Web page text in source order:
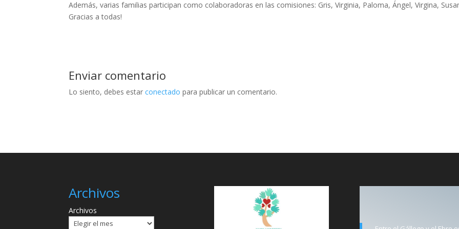
Además, varias familias participan como colaboradoras en las comisiones: Gris, Virginia, Paloma, Ángel, Virgina,
Gracias a todas!
Enviar comentario
Lo siento, debes estarconectado para publicar un comentario.
Archivos
Archivos